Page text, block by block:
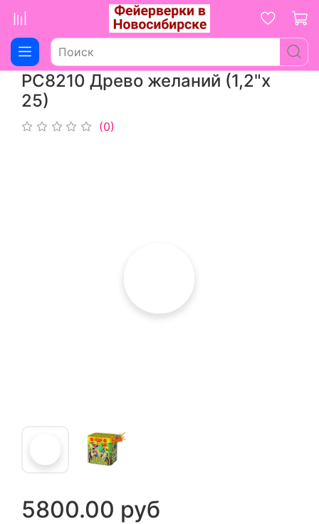
РС8210 Древо желаний (1,2"х
25)
(0)
5800.00 руб